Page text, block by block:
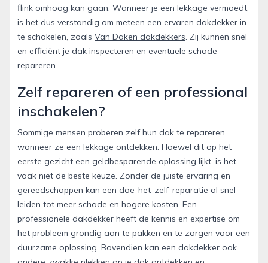
flink omhoog kan gaan. Wanneer je een lekkage vermoedt,
is het dus verstandig om meteen een ervaren dakdekker in
te schakelen, zoals Van Daken dakdekkers. Zij kunnen snel
en efficiënt je dak inspecteren en eventuele schade
repareren.
Zelf repareren of een professional
inschakelen?
Sommige mensen proberen zelf hun dak te repareren
wanneer ze een lekkage ontdekken. Hoewel dit op het
eerste gezicht een geldbesparende oplossing lijkt, is het
vaak niet de beste keuze. Zonder de juiste ervaring en
gereedschappen kan een doe-het-zelf-reparatie al snel
leiden tot meer schade en hogere kosten. Een
professionele dakdekker heeft de kennis en expertise om
het probleem grondig aan te pakken en te zorgen voor een
duurzame oplossing. Bovendien kan een dakdekker ook